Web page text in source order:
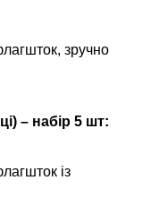
зручно
– набір 5 шт:
із